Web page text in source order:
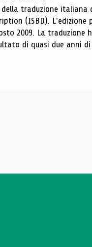
della traduzione
(ISBD).
2009. La traduzione
di quasi due anni di